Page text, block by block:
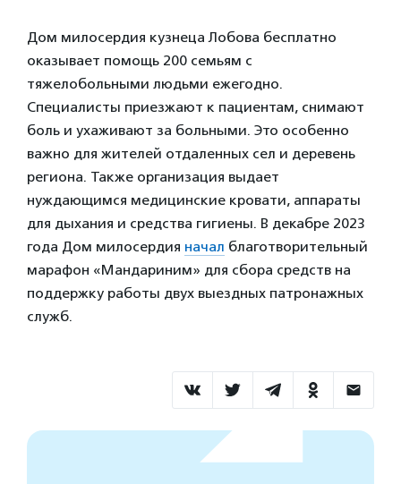
Дом милосердия кузнеца Лобова бесплатно
оказывает помощь 200 семьям с
тяжелобольными людьми ежегодно.
Специалисты приезжают к пациентам, снимают
боль и ухаживают за больными. Это особенно
важно для жителей отдаленных сел и деревень
региона. Также организация выдает
нуждающимся медицинские кровати, аппараты
для дыхания и средства гигиены. В декабре 2023
года Дом милосердия начал благотворительный
марафон «Мандариним» для сбора средств на
поддержку работы двух выездных патронажных
служб.